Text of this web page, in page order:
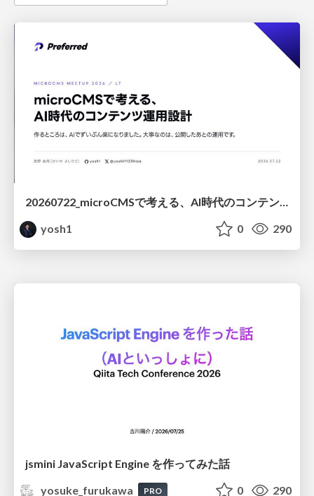
20260722_microCMSで考える、AI時代のコンテンツ運用設計
yosh1
0 290
jsmini JavaScript Engine を作ってみた話
yosuke_furukawa
PRO 0 290